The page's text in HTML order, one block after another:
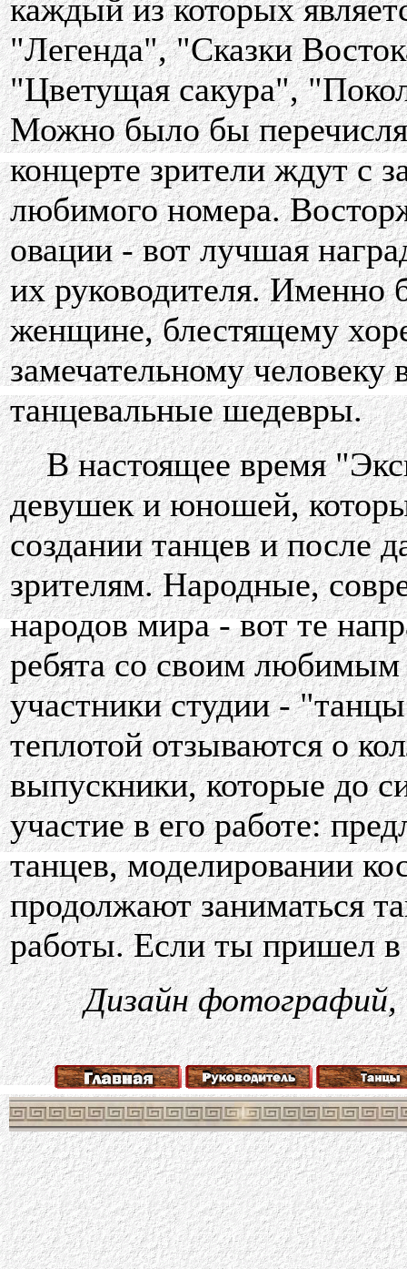
каждый из которых
"Легенда", "Сказки
"Цветущая сакура",
Можно было бы
концерте зрители ждут с
любимого номера.
овации - вот лучшая
их руководителя. Именно
женщине, блестящему
замечательному
танцевальные шедевры.
В настоящее время
девушек и юношей,
создании танцев и после
зрителям. Народные,
народов мира - вот те
ребята со своим любимым
участники студии -
теплотой отзываются о
выпускники, которые до
участие в его работе:
танцев, моделировании
продолжают заниматься
работы. Если ты пришел в
Дизайн фотографий,